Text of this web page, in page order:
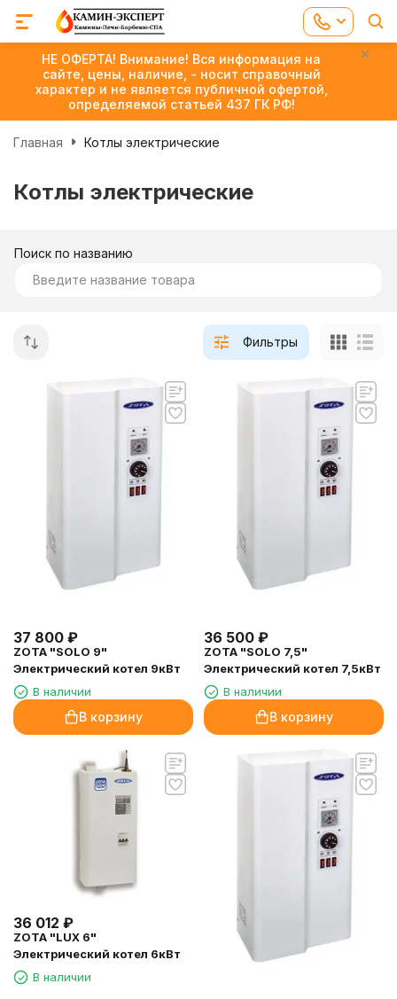
НЕ ОФЕРТА! Внимание! Вся информация на
сайте, цены, наличие, - носит справочный
характер и не является публичной офертой,
определяемой статьей 437 ГК РФ!
Главная Котлы электрические
Котлы электрические
Поиск по названию
Фильтры
37 800 ₽
ZOTA "SOLO 9"
Электрический котел 9кВт
В наличии
В корзину
36 500 ₽
ZOTA "SOLO 7,5"
Электрический котел 7,5кВт
В наличии
В корзину
36 012 ₽
ZOTA "LUX 6"
Электрический котел 6кВт
В наличии